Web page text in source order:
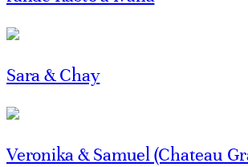
Sara & Chay
Veronika & Samuel (Chateau